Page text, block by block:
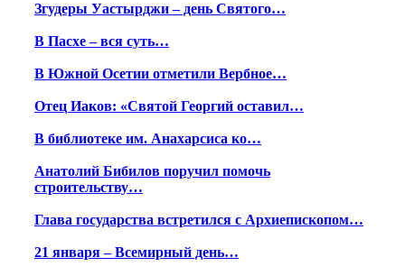
Згудеры Уастырджи – день Святого…
В Пасхе – вся суть…
В Южной Осетии отметили Вербное…
Отец Иаков: «Святой Георгий оставил…
В библиотеке им. Анахарсиса ко…
Анатолий Бибилов поручил помочь
строительству…
Глава государства встретился с Архиепископом…
21 января – Всемирный день…